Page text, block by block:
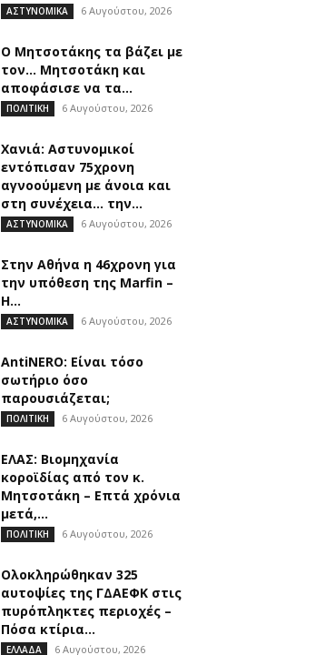
ΑΣΤΥΝΟΜΙΚΑ 6 Αυγούστου, 2026
Ο Μητσοτάκης τα βάζει με
τον… Μητσοτάκη και
αποφάσισε να τα...
ΠΟΛΙΤΙΚΗ 6 Αυγούστου, 2026
Χανιά: Αστυνομικοί
εντόπισαν 75χρονη
αγνοούμενη με άνοια και
στη συνέχεια… την...
ΑΣΤΥΝΟΜΙΚΑ 6 Αυγούστου, 2026
Στην Αθήνα η 46χρονη για
την υπόθεση της Marfin –
Η...
ΑΣΤΥΝΟΜΙΚΑ 6 Αυγούστου, 2026
AntiNERO: Είναι τόσο
σωτήριο όσο
παρουσιάζεται;
ΠΟΛΙΤΙΚΗ 6 Αυγούστου, 2026
ΕΛΑΣ: Βιομηχανία
κοροϊδίας από τον κ.
Μητσοτάκη – Επτά χρόνια
μετά,...
ΠΟΛΙΤΙΚΗ 6 Αυγούστου, 2026
Ολοκληρώθηκαν 325
αυτοψίες της ΓΔΑΕΦΚ στις
πυρόπληκτες περιοχές –
Πόσα κτίρια...
ΕΛΛΑΔΑ 6 Αυγούστου, 2026